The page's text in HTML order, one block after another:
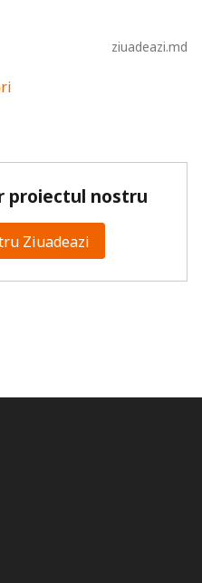
ziuadeazi.md
proiectul nostru
Ziuadeazi